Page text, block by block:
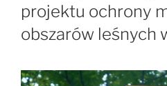
projektu ochrony
obszarów leśnych